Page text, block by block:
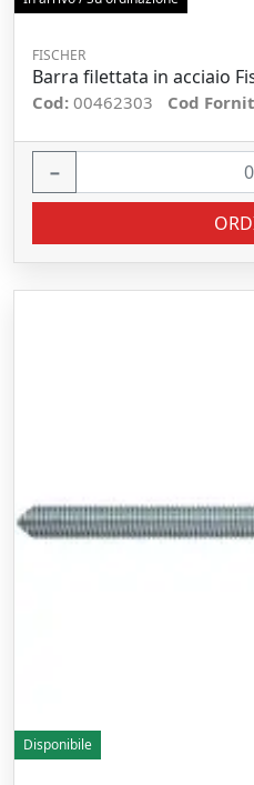
FISCHER
Barra filettata in acciaio
Cod: 00462303 Cod
−
Disponibile